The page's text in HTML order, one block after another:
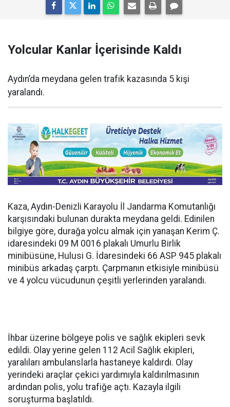
Yolcular Kanlar İçerisinde Kaldı
Aydın’da meydana gelen trafik kazasında 5 kişi
yaralandı.
Kaza, Aydın-Denizli Karayolu İl Jandarma Komutanlığı
karşısındaki bulunan durakta meydana geldi. Edinilen
bilgiye göre, durağa yolcu almak için yanaşan Kerim Ç.
idaresindeki 09 M 0016 plakalı Umurlu Birlik
minibüsüne, Hulusi G. İdaresindeki 66 ASP 945 plakalı
minibüs arkadaş çarptı. Çarpmanın etkisiyle minibüsü
ve 4 yolcu vücudunun çeşitli yerlerinden yaralandı.
İhbar üzerine bölgeye polis ve sağlık ekipleri sevk
edildi. Olay yerine gelen 112 Acil Sağlık ekipleri,
yaralıları ambulanslarla hastaneye kaldırdı. Olay
yerindeki araçlar çekici yardımıyla kaldırılmasının
ardından polis, yolu trafiğe açtı. Kazayla ilgili
soruşturma başlatıldı.